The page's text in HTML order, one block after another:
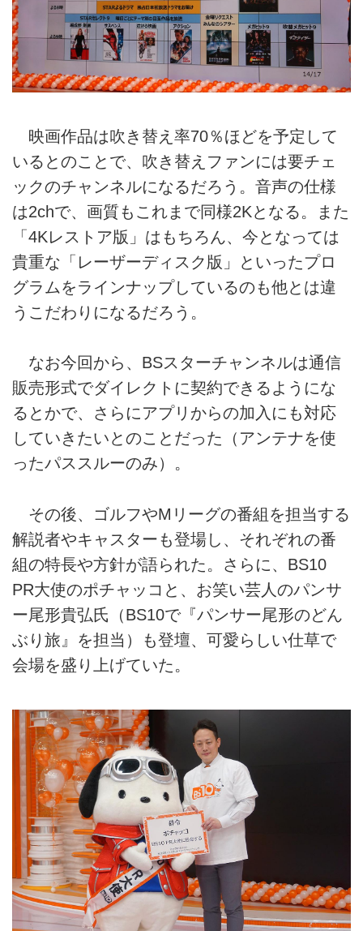
映画作品は吹き替え率70％ほどを予定して
いるとのことで、吹き替えファンには要チェ
ックのチャンネルになるだろう。音声の仕様
は2chで、画質もこれまで同様2Kとなる。また
「4Kレストア版」はもちろん、今となっては
貴重な「レーザーディスク版」といったプロ
グラムをラインナップしているのも他とは違
うこだわりになるだろう。
なお今回から、BSスターチャンネルは通信
販売形式でダイレクトに契約できるようにな
るとかで、さらにアプリからの加入にも対応
していきたいとのことだった（アンテナを使
ったパススルーのみ）。
その後、ゴルフやMリーグの番組を担当する
解説者やキャスターも登場し、それぞれの番
組の特長や方針が語られた。さらに、BS10
PR大使のポチャッコと、お笑い芸人のパンサ
ー尾形貴弘氏（BS10で『パンサー尾形のどん
ぶり旅』を担当）も登壇、可愛らしい仕草で
会場を盛り上げていた。